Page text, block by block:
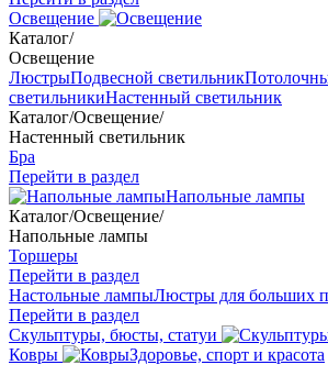
Освещение
Каталог/
Освещение
ЛюстрыПодвесной светильник
светильникиНастенный светильник
Каталог/Освещение/
Настенный светильник
Бра
Перейти в раздел
Напольные лампы
Каталог/Освещение/
Напольные лампы
Торшеры
Перейти в раздел
Настольные лампыЛюстры для больших
Перейти в раздел
Скульптуры, бюсты, статуи
Ковры
Здоровье, спорт и красота